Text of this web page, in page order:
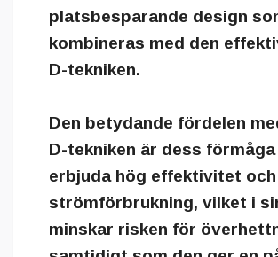
platsbesparande design
kombineras med den
D-tekniken.
Den betydande fördelen
D-tekniken är dess
erbjuda hög effektivitet och
strömförbrukning, vilket i
minskar risken för